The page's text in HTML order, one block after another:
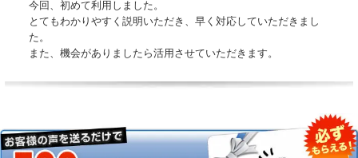
今回、初めて利用しました。
とてもわかりやすく説明いただき、早く対応していただきまし
た。
また、機会がありましたら活用させていただきます。